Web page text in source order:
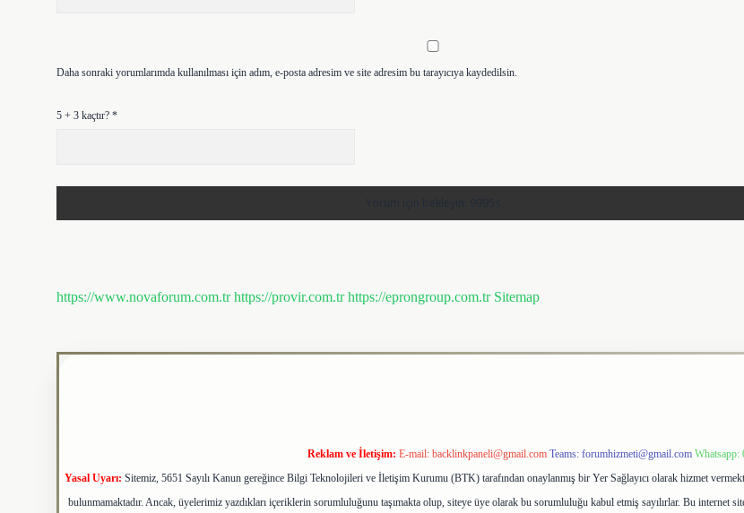
Daha sonraki yorumlarımda kullanılması için adım, e-posta adresim ve site adresim bu tarayıcıya kaydedilsin.
5 + 3 kaçtır? *
https://www.novaforum.com.tr https://provir.com.tr https://eprongroup.com.tr Sitemap
Reklam ve İletişim: E-mail: backlinkpaneli@gmail.com Teams: forumhizmeti@gmail.com Whatsapp:
Yasal Uyarı: Sitemiz, 5651 Sayılı Kanun gereğince Bilgi Teknolojileri ve İletişim Kurumu (BTK) tarafından onaylanmış bir Yer Sağlayıcı olarak hizmet
bulunmamaktadır. Ancak, üyelerimiz yazdıkları içeriklerin sorumluluğunu taşımakta olup, siteye üye olarak bu sorumluluğu kabul etmiş sayılırlar. Bu internet